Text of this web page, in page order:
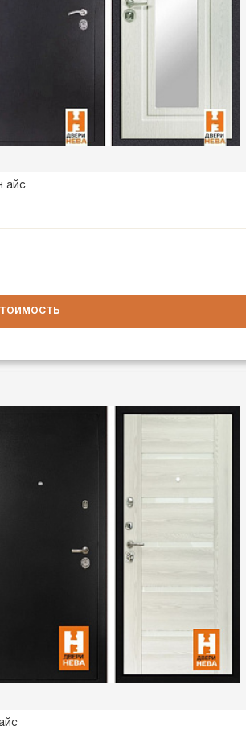
айс